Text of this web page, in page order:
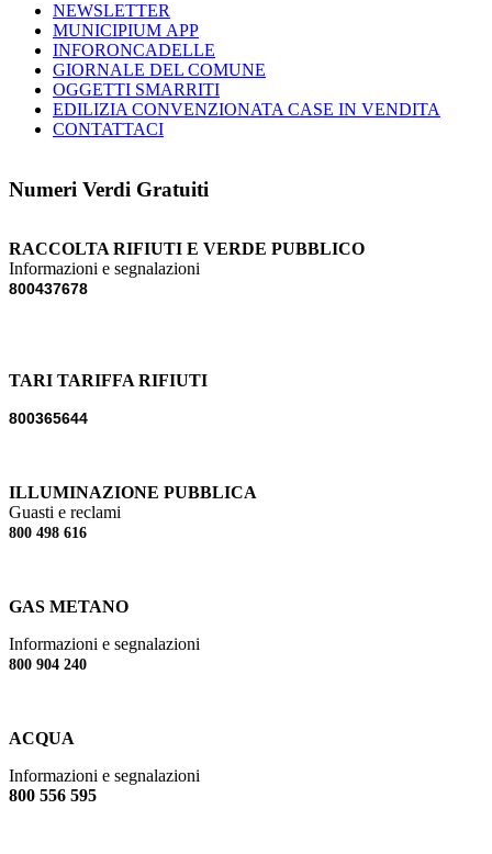
NEWSLETTER
MUNICIPIUM APP
INFORONCADELLE
GIORNALE DEL COMUNE
OGGETTI SMARRITI
EDILIZIA CONVENZIONATA CASE IN VENDITA
CONTATTACI
Numeri Verdi Gratuiti
RACCOLTA RIFIUTI E VERDE PUBBLICO
Informazioni e segnalazioni
800437678
TARI TARIFFA RIFIUTI
800365644
ILLUMINAZIONE PUBBLICA
Guasti e reclami
800 498 616
GAS METANO
Informazioni e segnalazioni
800 904 240
ACQUA
Informazioni e segnalazioni
800 556 595